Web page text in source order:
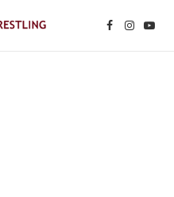
Facebook